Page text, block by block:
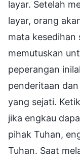
layar. Setelah
layar, orang
mata kesedihan
memutuskan
peperangan
penderitaan
yang sejati.
jika engkau
pihak Tuhan,
Tuhan. Saat